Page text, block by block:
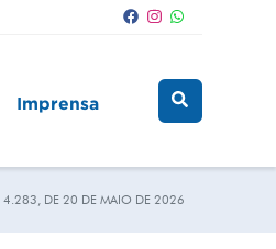
Imprensa
4.283, DE 20 DE MAIO DE 2026